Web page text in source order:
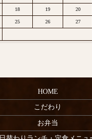
18 19 20
25 26 27
HOME
こだわり
お弁当